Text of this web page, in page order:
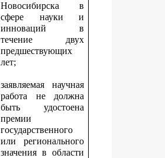
Новосибирска в
сфере науки и
инноваций в
течение двух
предшествующих
лет;
заявляемая научная
работа не должна
быть удостоена
премии
государственного
или регионального
значения в области